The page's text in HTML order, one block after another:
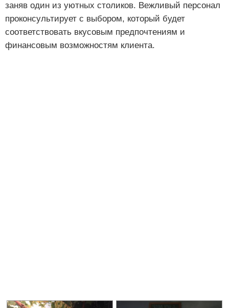
заняв один из уютных столиков. Вежливый персонал
проконсультирует с выбором, который будет
соответствовать вкусовым предпочтениям и
финансовым возможностям клиента.